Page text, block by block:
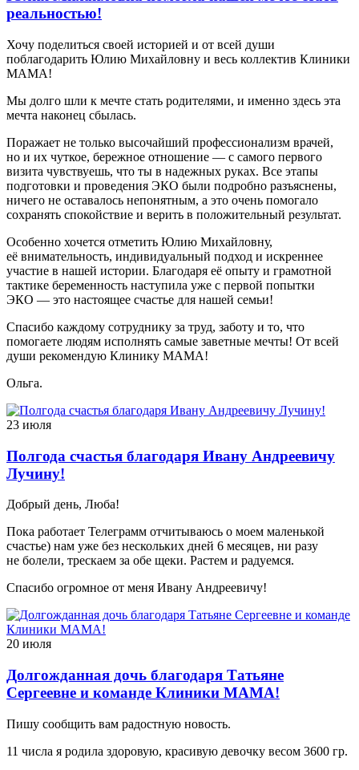
реальностью!
Хочу поделиться своей историей и от всей души
поблагодарить Юлию Михайловну и весь коллектив Клиники
МАМА!
Мы долго шли к мечте стать родителями, и именно здесь эта
мечта наконец сбылась.
Поражает не только высочайший профессионализм врачей,
но и их чуткое, бережное отношение — с самого первого
визита чувствуешь, что ты в надежных руках. Все этапы
подготовки и проведения ЭКО были подробно разъяснены,
ничего не оставалось непонятным, а это очень помогало
сохранять спокойствие и верить в положительный результат.
Особенно хочется отметить Юлию Михайловну,
её внимательность, индивидуальный подход и искреннее
участие в нашей истории. Благодаря её опыту и грамотной
тактике беременность наступила уже с первой попытки
ЭКО — это настоящее счастье для нашей семьи!
Спасибо каждому сотруднику за труд, заботу и то, что
помогаете людям исполнять самые заветные мечты! От всей
души рекомендую Клинику МАМА!
Ольга.
23 июля
Полгода счастья благодаря Ивану Андреевичу
Лучину!
Добрый день, Люба!
Пока работает Телеграмм отчитываюсь о моем маленькой
счастье) нам уже без нескольких дней 6 месяцев, ни разу
не болели, трескаем за обе щеки. Растем и радуемся.
Спасибо огромное от меня Ивану Андреевичу!
20 июля
Долгожданная дочь благодаря Татьяне
Сергеевне и команде Клиники МАМА!
Пишу сообщить вам радостную новость.
11 числа я родила здоровую, красивую девочку весом 3600 гр.